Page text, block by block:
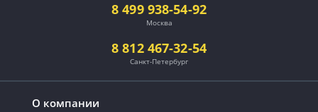
О компании
8 499 938-54-92
Москва
8 812 467-32-54
Санкт-Петербург